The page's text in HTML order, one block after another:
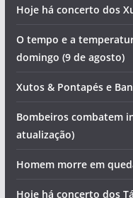
Hoje há concerto dos
O tempo e a
domingo (9 de agosto)
Xutos & Pontapés e
Bombeiros combatem
atualização)
Homem morre em
Hoje há concerto dos